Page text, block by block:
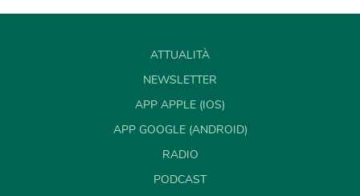
ATTUALITÀ
NEWSLETTER
APP APPLE (IOS)
APP GOOGLE (ANDROID)
RADIO
PODCAST